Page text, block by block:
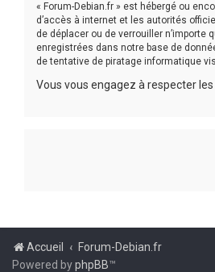
« Forum-Debian.fr » est hébergé ou
d’accès à internet et les autorités
de déplacer ou de verrouiller
enregistrées dans notre base de
de tentative de piratage informatique
Vous vous engagez à respecter
Accueil Forum-Debian.fr
Powered byphpBB™